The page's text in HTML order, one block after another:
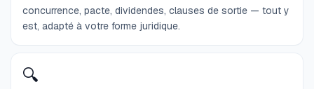
concurrence, pacte, dividendes, clauses de sortie — tout y
est, adapté à votre forme juridique.
🔍